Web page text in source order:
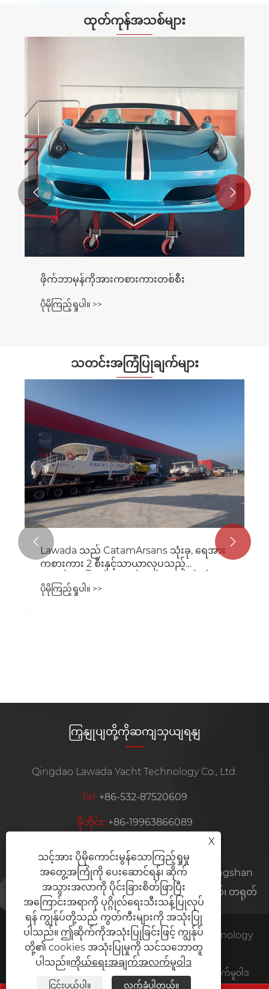
ထုတ်ကုန်အသစ်များ
7.4M ကယ်ဆယ်ရေးလှေ
ပိုမိုကြည့်ရှုပါ။ >>
 
သတင်းအကြံပြုချက်များ
 
ကြှနျုပျတို့ကိုဆကျသှယျရနျ
Qingdao Lawada Yacht Technology Co., Ltd.
Tel: +86-532-87520609
မိုဘိုင်း: +86-19963866089
admin@lawadayachts.com
လိပ်စာ:အမှတ် 6 Changsheng အရှေ့လမ်း၊ Jiangshan
မြို့၊ Laixi မြို့၊ Qingdao မြို့၊ Shandong ပြည်နယ်၊ တရုတ်
မူပိုင်ခွင့် © 2025 Qingdao Lawada Yacht Technology
Co., Ltd. All Rights Reserved.
Sitemap RSS XML ကိုယ်ရေးအချက်အလက်မူဝါဒ
X
သင့်အား ပိုမိုကောင်းမွန်သောကြည့်ရှုမှု
အတွေ့အကြုံကို ပေးဆောင်ရန်၊ ဆိုက်
အသွားအလာကို ပိုင်းခြားစိတ်ဖြာပြီး
အကြောင်းအရာကို ပုဂ္ဂိုလ်ရေးသီးသန့်ပြုလုပ်
ရန် ကျွန်ုပ်တို့သည် ကွတ်ကီးများကို အသုံးပြု
ပါသည်။ ဤဆိုက်ကိုအသုံးပြုခြင်းဖြင့် ကျွန်ုပ်
တို့၏ cookies အသုံးပြုမှုကို သင်သဘောတူ
ပါသည်။ကိုယ်ရေးအချက်အလက်မူဝါဒ
ငြင်းပယ်ပါ။ လက်ခံပါတယ်။